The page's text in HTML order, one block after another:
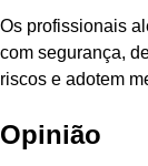
Os profissionais
com segurança,
riscos e adotem
Opinião